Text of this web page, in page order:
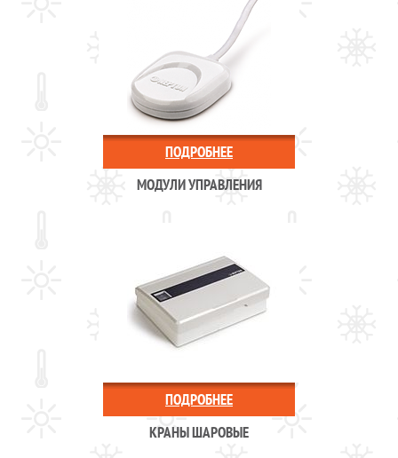
ПОДРОБНЕЕ
МОДУЛИ УПРАВЛЕНИЯ
ПОДРОБНЕЕ
КРАНЫ ШАРОВЫЕ